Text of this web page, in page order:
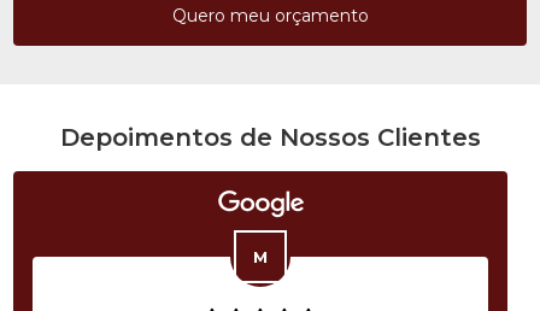
Quero meu orçamento
Depoimentos de Nossos Clientes